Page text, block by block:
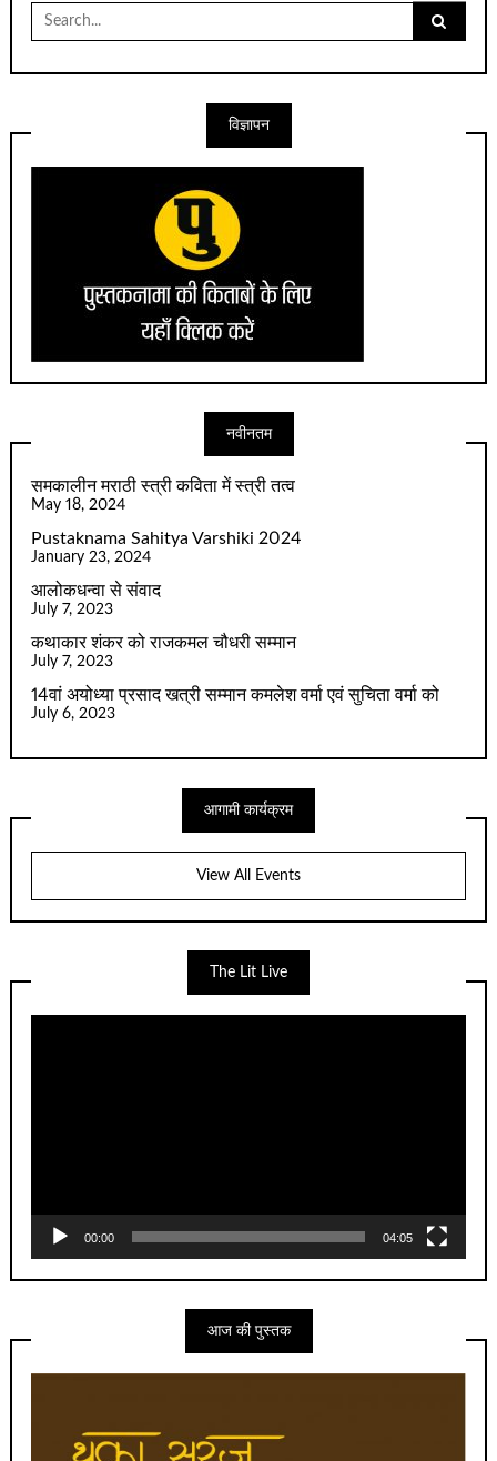
Search
for:
विज्ञापन
नवीनतम
समकालीन मराठी स्त्री कविता में स्त्री तत्व
May 18, 2024
Pustaknama Sahitya Varshiki 2024
January 23, 2024
आलोकधन्वा से संवाद
July 7, 2023
कथाकार शंकर को राजकमल चौधरी सम्मान
July 7, 2023
14वां अयोध्या प्रसाद खत्री सम्मान कमलेश वर्मा एवं सुचिता वर्मा को
July 6, 2023
आगामी कार्यक्रम
View All Events
The Lit Live
00:00 04:05
आज की पुस्तक